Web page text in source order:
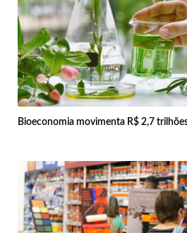
Bioeconomia movimenta R$ 2,7